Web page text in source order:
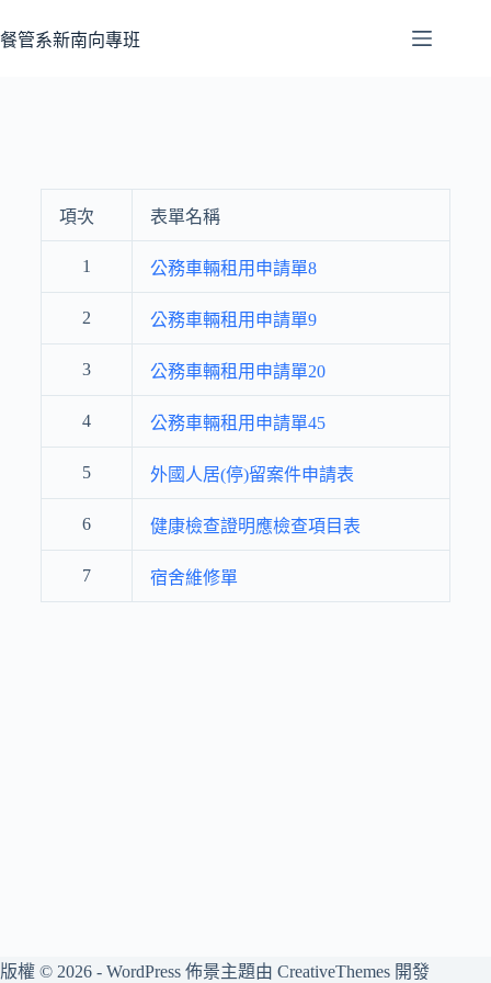
餐管系新南向專班
項次 表單名稱
1 公務車輛租用申請單8
2 公務車輛租用申請單9
3 公務車輛租用申請單20
4 公務車輛租用申請單45
5 外國人居(停)留案件申請表
6 健康檢查證明應檢查項目表
7 宿舍維修單
版權 © 2026 - WordPress 佈景主題由 CreativeThemes 開發